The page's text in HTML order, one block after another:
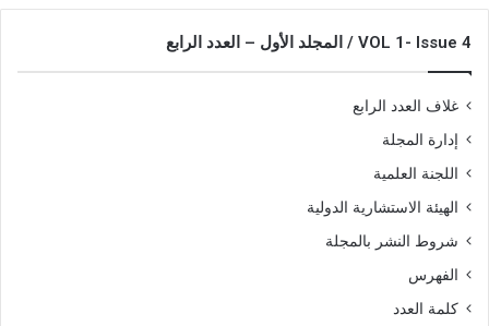
VOL 1- Issue 4 / المجلد الأول – العدد الرابع
غلاف العدد الرابع
إدارة المجلة
اللجنة العلمية
الهيئة الاستشارية الدولية
شروط النشر بالمجلة
الفهرس
كلمة العدد